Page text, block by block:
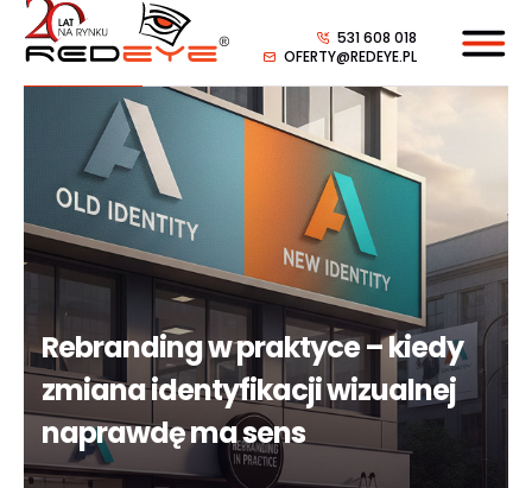
531 608 018
OFERTY@REDEYE.PL
Rebranding w praktyce – kiedy
zmiana identyfikacji wizualnej
naprawdę ma sens